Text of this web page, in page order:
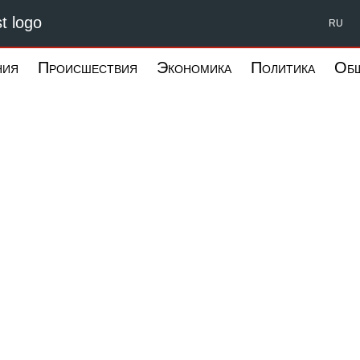
Северо-Запад RU
Происшествия Экономика Политика